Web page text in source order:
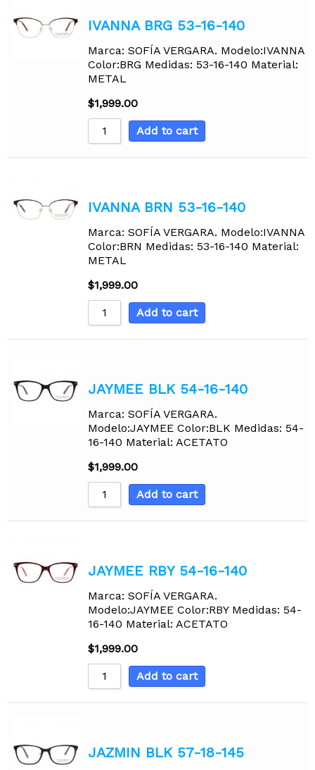
IVANNA BRG 53-16-140
Marca: SOFÍA VERGARA. Modelo:IVANNA
Color:BRG Medidas: 53-16-140 Material:
METAL
$1,999.00
Add to cart
IVANNA BRN 53-16-140
Marca: SOFÍA VERGARA. Modelo:IVANNA
Color:BRN Medidas: 53-16-140 Material:
METAL
$1,999.00
Add to cart
JAYMEE BLK 54-16-140
Marca: SOFÍA VERGARA.
Modelo:JAYMEE Color:BLK Medidas: 54-
16-140 Material: ACETATO
$1,999.00
Add to cart
JAYMEE RBY 54-16-140
Marca: SOFÍA VERGARA.
Modelo:JAYMEE Color:RBY Medidas: 54-
16-140 Material: ACETATO
$1,999.00
Add to cart
JAZMIN BLK 57-18-145